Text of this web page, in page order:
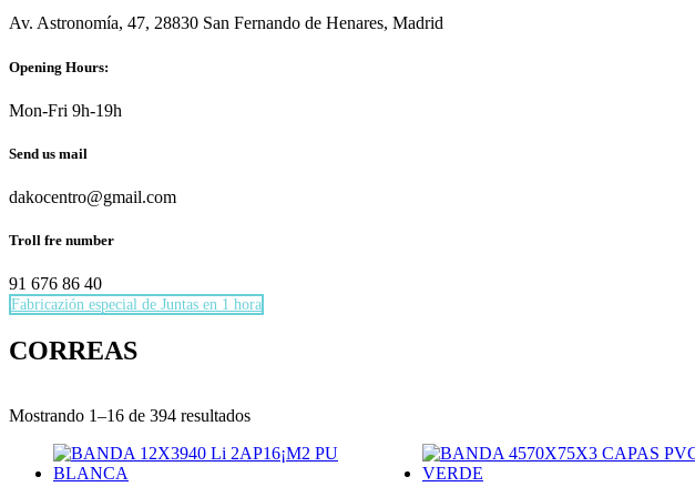
Av. Astronomía, 47, 28830 San Fernando de Henares, Madrid
Opening Hours:
Mon-Fri 9h-19h
Send us mail
dakocentro@gmail.com
Troll fre number
91 676 86 40
Fabricazión especial de Juntas en 1 hora
CORREAS
Mostrando 1–16 de 394 resultados
Necesarias
Estas
opcionales.
necesarias
para que